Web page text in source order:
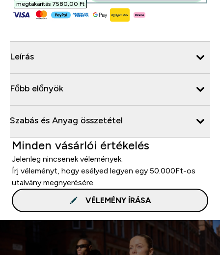
megtakarítás 7580,00 Ft‎
Leírás
Főbb előnyök
Szabás és Anyag összetétel
Minden vásárlói értékelés
Jelenleg nincsenek vélemények.
Írj véleményt, hogy esélyed legyen egy 50.000Ft-os
utalvány megnyerésére.
VÉLEMÉNY ÍRÁSA